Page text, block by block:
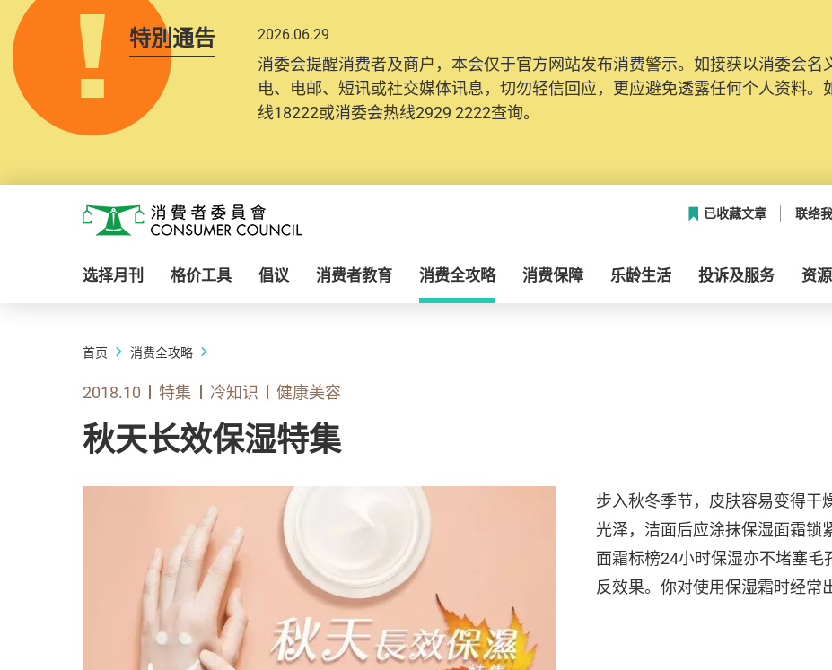
特別通告 2026.06.29
消委会提醒消费者及商户，本会仅于官方网站发布消费警示。如接获以消委会名
电、电邮、短讯或社交媒体讯息，切勿轻信回应，更应避免透露任何个人资料。
线18222或消委会热线2929 2222查询。
消费者委员会
已收藏文章 联络
选择月刊 格价工具 倡议 消费者教育 消费全攻略 消费保障 乐龄生活 投诉及服务 资
首页 消费全攻略
2018.10 特集 冷知识 健康美容
秋天长效保湿特集
步入秋冬季节，皮肤容易变得干
光泽，洁面后应涂抹保湿面霜锁
面霜标榜24小时保湿亦不堵塞
反效果。你对使用保湿霜时经常